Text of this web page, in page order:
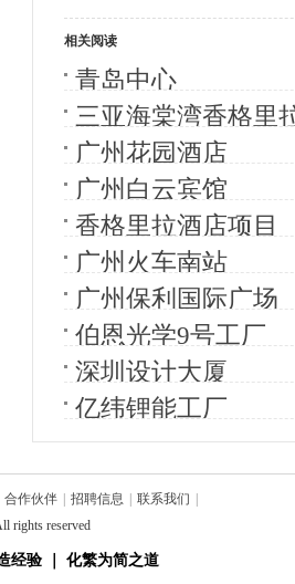
相关阅读
青岛中心
三亚海棠湾香格里
广州花园酒店
广州白云宾馆
香格里拉酒店项目
广州火车南站
广州保利国际广场
伯恩光学9号工厂
深圳设计大厦
亿纬锂能工厂
合作伙伴 招聘信息 联系我们
rights reserved
经验 ｜ 化繁为简之道